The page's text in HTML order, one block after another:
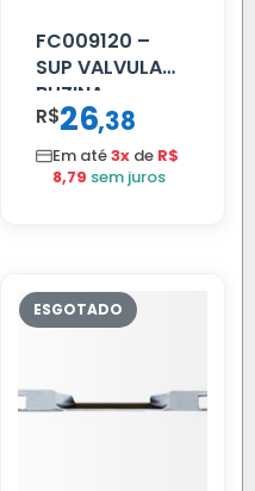
FC009120 –
SUP VALVULA
BUZINA
C/ALAVANCA
R$26,38
Em até3x de R$
8,79 sem juros